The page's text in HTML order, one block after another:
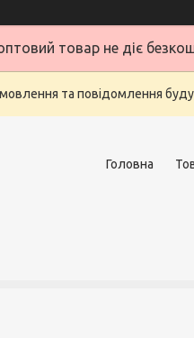
товар не діє
та повідомлення
Головна